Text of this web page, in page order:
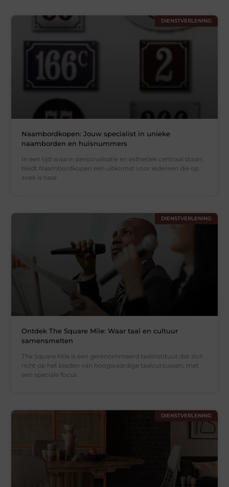
DIENSTVERLENING
Naambordkopen: Jouw specialist in unieke
naamborden en huisnummers
In een tijd waarin personalisatie en esthetiek centraal staan,
biedt Naambordkopen een uitkomst voor iedereen die op
zoek is naar
DIENSTVERLENING
Ontdek The Square Mile: Waar taal en cultuur
samensmelten
The Square Mile is een gerenommeerd taalinstituut dat zich
richt op het bieden van hoogwaardige taalcursussen, met
een speciale focus
DIENSTVERLENING